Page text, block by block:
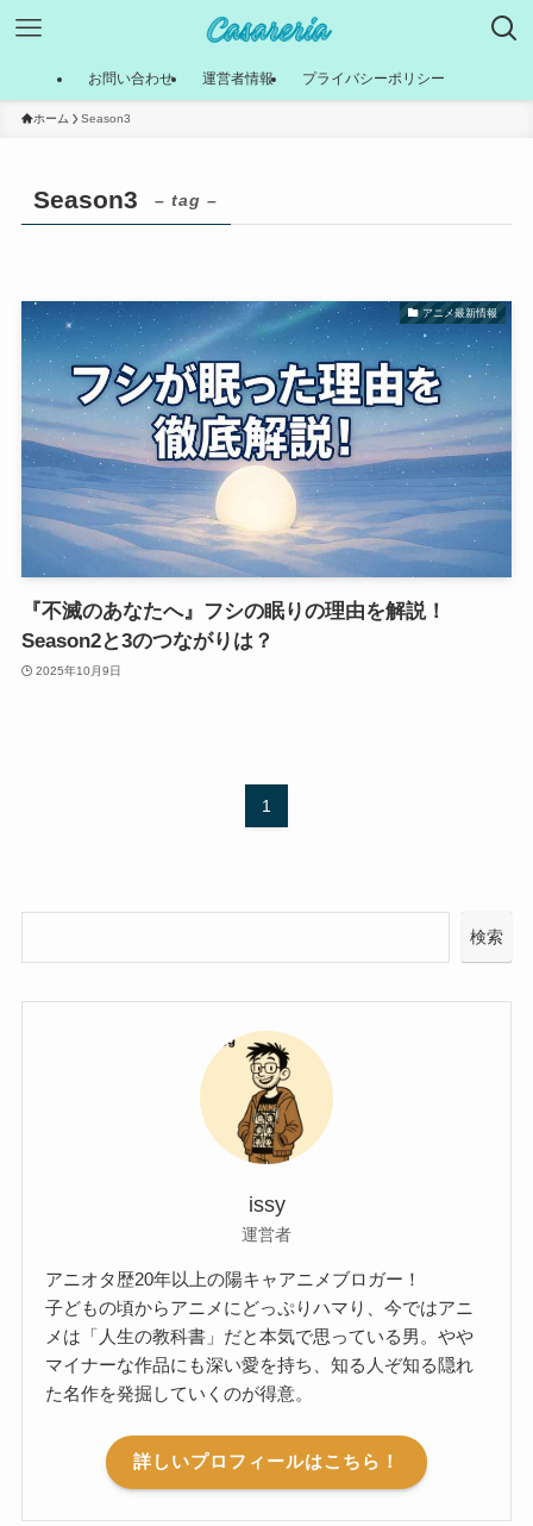
お問い合わせ 運営者情報 プライバシーポリシー
ホーム Season3
Season3 – tag –
アニメ最新情報
『不滅のあなたへ』フシの眠りの理由を解説！
Season2と3のつながりは？
2025年10月9日
1
検索
issy
運営者
アニオタ歴20年以上の陽キャアニメブロガー！
子どもの頃からアニメにどっぷりハマり、今ではアニ
メは「人生の教科書」だと本気で思っている男。やや
マイナーな作品にも深い愛を持ち、知る人ぞ知る隠れ
た名作を発掘していくのが得意。
詳しいプロフィールはこちら！